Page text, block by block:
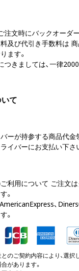
注文時にバックオーダ
及び代引き手数料は
ます。
きましては、一律2000
て
ーが持参する商品代金
イバーにお支払い下さ
利用について ご注文
。
AmericanExpress、
。
のご契約内容により、選択
があります。